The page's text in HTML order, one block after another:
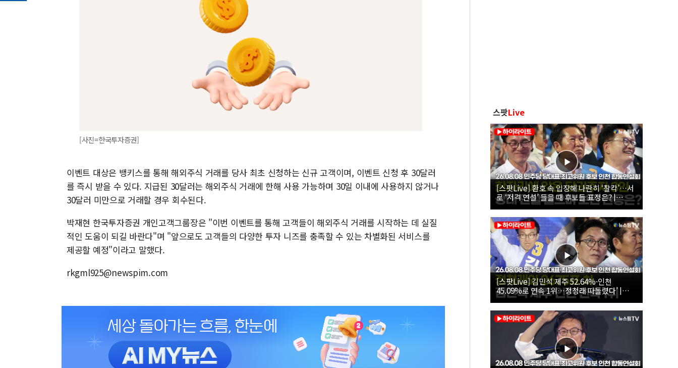
[사진=한국투자증권]
이벤트 대상은 뱅키스를 통해 해외주식 거래를 당사 최초 신청하는 신규 고객이며, 이벤트 신청 후 30달러
를 즉시 받을 수 있다. 지급된 30달러는 해외주식 거래에 한해 사용 가능하며 30일 이내에 사용하지 않거나
30달러 미만으로 거래할 경우 회수된다.
박재현 한국투자증권 개인고객그룹장은 "이번 이벤트를 통해 고객들이 해외주식 거래를 시작하는 데 실질
적인 도움이 되길 바란다"며 "앞으로도 고객들의 다양한 투자 니즈를 충족할 수 있는 차별화된 서비스를
제공할 예정"이라고 말했다.
rkgml925@newspim.com
스팟Live
[스팟Live] 환호 속 입장해 나란히 ‘찰칵’…서
로 ‘저격 연설’ 들을 때 후보들 표정은? |
26.08.08 더불어민주당 당대표·최고위원 후
보 인천 합동연설회
[스팟Live] 김민석 제주 52.64%·인천
45.09%로 연속 1위…정청래 따돌렸다’ |
26.08.08 더불어민주당 당대표·최고위원 후
보 인천 합동연설회